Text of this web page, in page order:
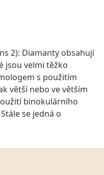
2): Diamanty obsahují
jsou velmi těžko
s použitím
větší nebo ve větším
binokulárního
se jedná o